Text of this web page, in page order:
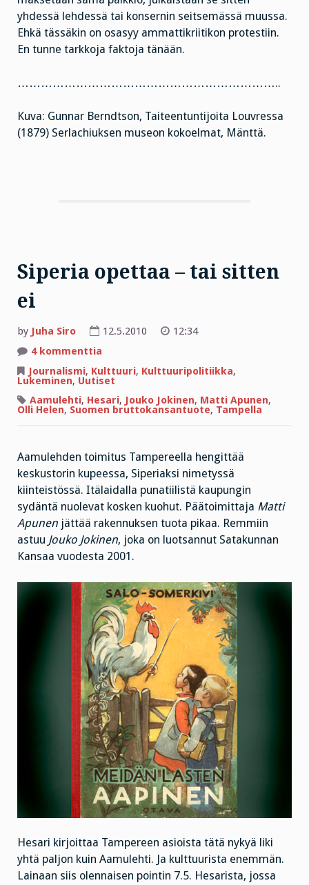
yhdessä lehdessä tai konsernin seitsemässä muussa.
Ehkä tässäkin on osasyy ammattikriitikon protestiin.
En tunne tarkkoja faktoja tänään.
…………………………………………………………..
Kuva: Gunnar Berndtson, Taiteentuntijoita Louvressa
(1879) Serlachiuksen museon kokoelmat, Mänttä.
Siperia opettaa – tai sitten
ei
by Juha Siro 12.5.2010
12:34
4 kommenttia
opettaa
–
sitten
ei
Journalismi, Kulttuuri, Kulttuuripolitiikka,
Lukeminen, Uutiset
Aamulehti, Hesari, Jouko Jokinen, Matti Apunen,
Olli Helen, Suomen bruttokansantuote, Tampella
Aamulehden toimitus Tampereella hengittää
keskustorin kupeessa, Siperiaksi nimetyssä
kiinteistössä. Itälaidalla punatiilistä kaupungin
sydäntä nuolevat kosken kuohut. Päätoimittaja Matti
Apunen jättää rakennuksen tuota pikaa. Remmiin
astuu Jouko Jokinen, joka on luotsannut Satakunnan
Kansaa vuodesta 2001.
Hesari kirjoittaa Tampereen asioista tätä nykyä liki
yhtä paljon kuin Aamulehti. Ja kulttuurista enemmän.
Lainaan siis olennaisen pointin 7.5. Hesarista, jossa